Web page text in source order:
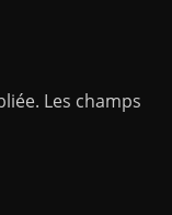
Les champs